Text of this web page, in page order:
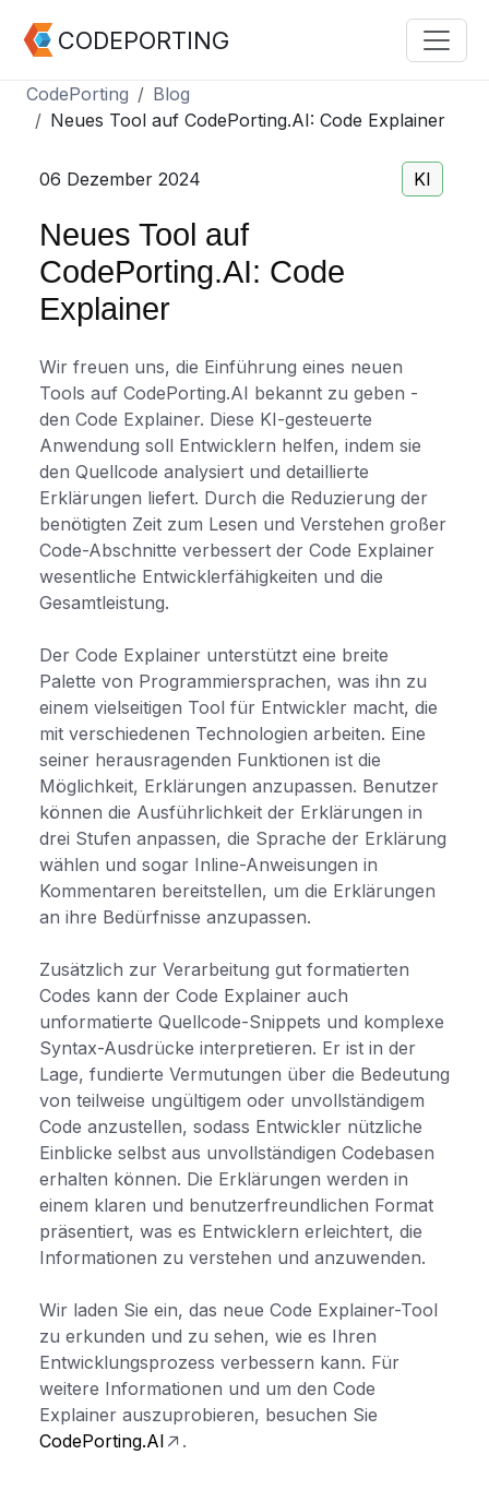
CODEPORTING
CodePorting
Blog
Neues Tool auf CodePorting.AI: Code Explainer
06 Dezember 2024 KI
Neues Tool auf
CodePorting.AI: Code
Explainer
Wir freuen uns, die Einführung eines neuen
Tools auf CodePorting.AI bekannt zu geben -
den Code Explainer. Diese KI-gesteuerte
Anwendung soll Entwicklern helfen, indem sie
den Quellcode analysiert und detaillierte
Erklärungen liefert. Durch die Reduzierung der
benötigten Zeit zum Lesen und Verstehen großer
Code-Abschnitte verbessert der Code Explainer
wesentliche Entwicklerfähigkeiten und die
Gesamtleistung.
Der Code Explainer unterstützt eine breite
Palette von Programmiersprachen, was ihn zu
einem vielseitigen Tool für Entwickler macht, die
mit verschiedenen Technologien arbeiten. Eine
seiner herausragenden Funktionen ist die
Möglichkeit, Erklärungen anzupassen. Benutzer
können die Ausführlichkeit der Erklärungen in
drei Stufen anpassen, die Sprache der Erklärung
wählen und sogar Inline-Anweisungen in
Kommentaren bereitstellen, um die Erklärungen
an ihre Bedürfnisse anzupassen.
Zusätzlich zur Verarbeitung gut formatierten
Codes kann der Code Explainer auch
unformatierte Quellcode-Snippets und komplexe
Syntax-Ausdrücke interpretieren. Er ist in der
Lage, fundierte Vermutungen über die Bedeutung
von teilweise ungültigem oder unvollständigem
Code anzustellen, sodass Entwickler nützliche
Einblicke selbst aus unvollständigen Codebasen
erhalten können. Die Erklärungen werden in
einem klaren und benutzerfreundlichen Format
präsentiert, was es Entwicklern erleichtert, die
Informationen zu verstehen und anzuwenden.
Wir laden Sie ein, das neue Code Explainer-Tool
zu erkunden und zu sehen, wie es Ihren
Entwicklungsprozess verbessern kann. Für
weitere Informationen und um den Code
Explainer auszuprobieren, besuchen Sie
CodePorting.AI
.